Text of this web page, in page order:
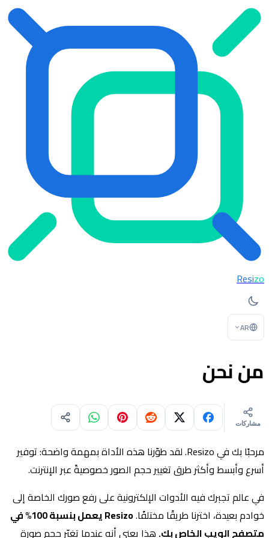
Resizo
AR
من نحن
مشاركات
مرحبًا بك في Resizo. لقد طوّرنا هذه الأداة بمهمة واضحة: توفير
أسرع وأبسط وأكثر طرق تغيير حجم الصور خصوصيةً عبر الإنترنت.
في عالم تجبرك فيه الأدوات الإلكترونية على رفع صورك الخاصة إلى
خوادم بعيدة، اخترنا طريقًا مختلفًا.
Resizo يعمل بنسبة 100% في
متصفح الويب الخاص بك. هذا يعني أنه عندما تغيّر حجم صورة